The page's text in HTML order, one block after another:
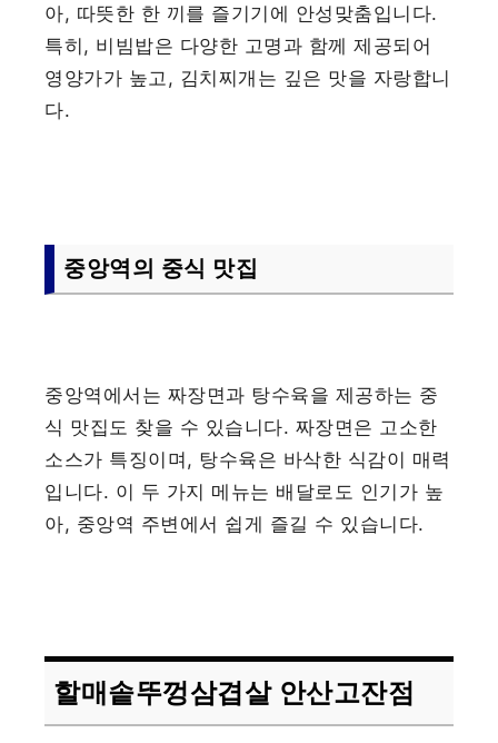
아, 따뜻한 한 끼를 즐기기에 안성맞춤입니다.
특히, 비빔밥은 다양한 고명과 함께 제공되어
영양가가 높고, 김치찌개는 깊은 맛을 자랑합니
다.
중앙역의 중식 맛집
중앙역에서는 짜장면과 탕수육을 제공하는 중
식 맛집도 찾을 수 있습니다. 짜장면은 고소한
소스가 특징이며, 탕수육은 바삭한 식감이 매력
입니다. 이 두 가지 메뉴는 배달로도 인기가 높
아, 중앙역 주변에서 쉽게 즐길 수 있습니다.
할매솥뚜껑삼겹살 안산고잔점